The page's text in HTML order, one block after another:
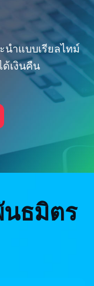
ำแบบเรียลไทม์
ด้เงินคืน
ธมิตร